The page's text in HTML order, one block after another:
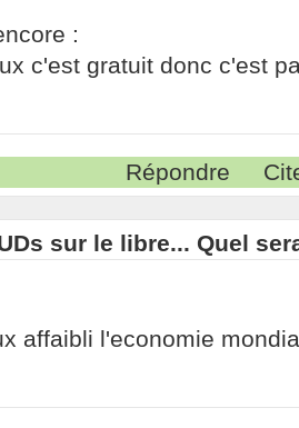
:
c'est gratuit donc c'est
Répondre
sur le libre... Quel
affaibli l'economie